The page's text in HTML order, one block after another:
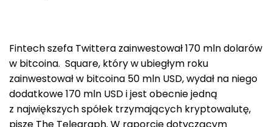
Fintech szefa Twittera zainwestował 170 mln dolarów
w bitcoina. Square, który w ubiegłym roku
zainwestował w bitcoina 50 mln USD, wydał na niego
dodatkowe 170 mln USD i jest obecnie jedną
z największych spółek trzymających kryptowalutę,
pisze The Telegraph. W raporcie dotyczącym